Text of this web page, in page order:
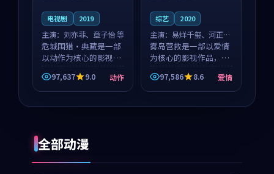
电视剧 2019
主演： 刘亦菲、章子怡 等
危城围猎·典藏是一部
以动作为核心的影视作
品，围绕危机、反转与
人物成长展开，整体节
奏紧凑，值得推荐观
97,637 9.0 动作
综艺 2020
主演： 易烊千玺、河正宇
等
雾岛营救是一部以爱情
为核心的影视作品，围
绕危机、反转与人物成
长展开，整体节奏紧
凑，值得推荐观看。
97,586 8.6 爱情
全部动漫